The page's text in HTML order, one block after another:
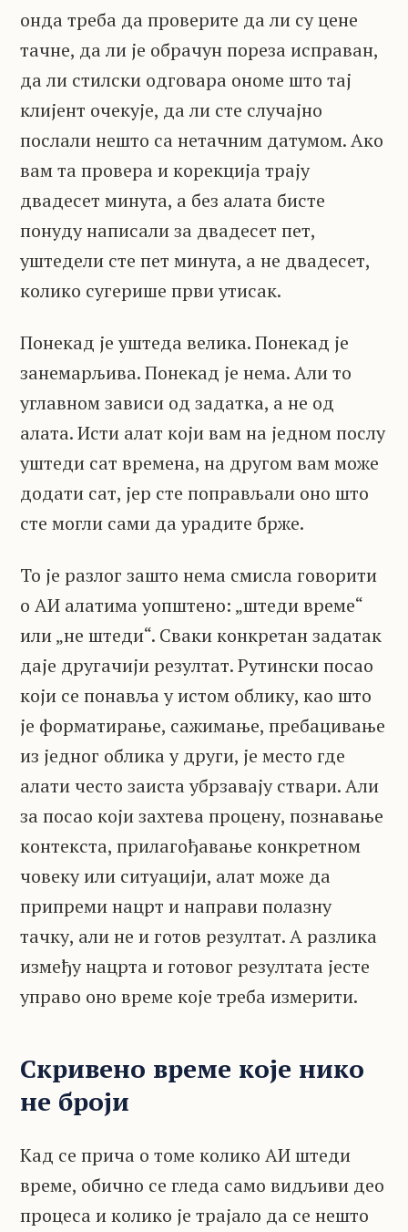
онда треба да проверите да ли су цене
тачне, да ли је обрачун пореза исправан,
да ли стилски одговара ономе што тај
клијент очекује, да ли сте случајно
послали нешто са нетачним датумом. Ако
вам та провера и корекција трају
двадесет минута, а без алата бисте
понуду написали за двадесет пет,
уштедели сте пет минута, а не двадесет,
колико сугерише први утисак.
Понекад је уштеда велика. Понекад је
занемарљива. Понекад је нема. Али то
углавном зависи од задатка, а не од
алата. Исти алат који вам на једном послу
уштеди сат времена, на другом вам може
додати сат, јер сте поправљали оно што
сте могли сами да урадите брже.
То је разлог зашто нема смисла говорити
о АИ алатима уопштено: „штеди време“
или „не штеди“. Сваки конкретан задатак
даје другачији резултат. Рутински посао
који се понавља у истом облику, као што
је форматирање, сажимање, пребацивање
из једног облика у други, је место где
алати често заиста убрзавају ствари. Али
за посао који захтева процену, познавање
контекста, прилагођавање конкретном
човеку или ситуацији, алат може да
припреми нацрт и направи полазну
тачку, али не и готов резултат. А разлика
између нацрта и готовог резултата јесте
управо оно време које треба измерити.
Скривено време које нико
не броји
Кад се прича о томе колико АИ штеди
време, обично се гледа само видљиви део
процеса и колико је трајало да се нешто